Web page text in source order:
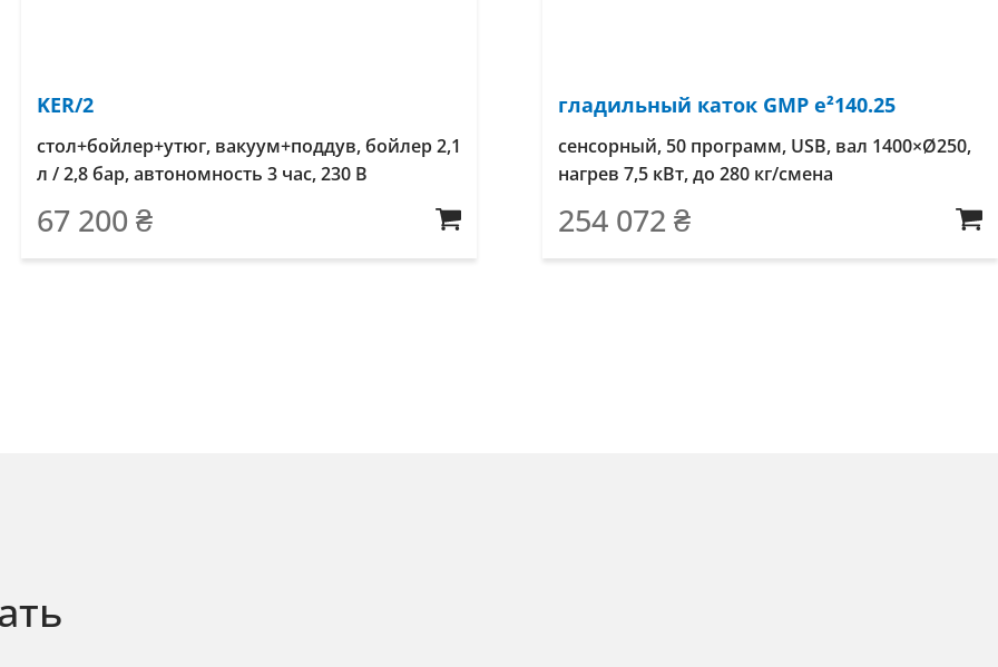
KER/2
стол+бойлер+утюг, вакуум+поддув, бойлер 2,1
л / 2,8 бар, автономность 3 час, 230 В
67 200₴
гладильный каток GMP e²140.25
сенсорный, 50 программ, USB, вал 1400×Ø250,
нагрев 7,5 кВт, до 280 кг/смена
254 072 ₴